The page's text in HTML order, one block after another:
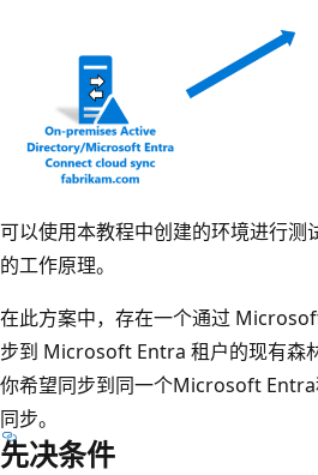
可以使用本教程中创建的环境进行测
的工作原理。
在此方案中，存在一个通过
步到 Microsoft Entra 租户的现有森
你希望同步到同一个Microsoft
同步。
先决条件